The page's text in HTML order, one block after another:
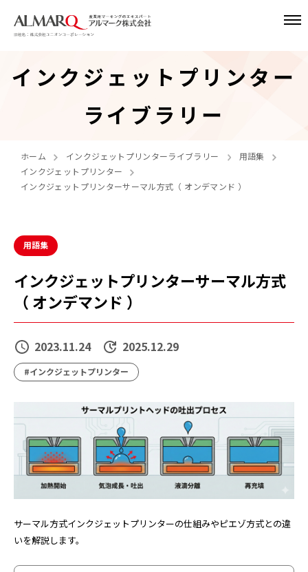
インクジェットプリンター
ライブラリー
ホーム インクジェットプリンターライブラリー
用語集
インクジェットプリンター
インクジェットプリンターサーマル方式（ オンデマンド ）
用語集
インクジェットプリンターサーマル方式
（ オンデマンド ）
2023.11.24 2025.12.29
#インクジェットプリンター
サーマル方式インクジェットプリンターの仕組みやピエゾ方式との違
いを解説します。